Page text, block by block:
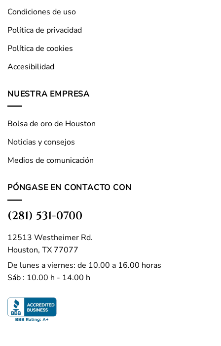
Condiciones de uso
Política de privacidad
Política de cookies
Accesibilidad
NUESTRA EMPRESA
Bolsa de oro de Houston
Noticias y consejos
Medios de comunicación
PÓNGASE EN CONTACTO CON
(281) 531-0700
12513 Westheimer Rd.
Houston, TX 77077
De lunes a viernes: de 10.00 a 16.00 horas
Sáb : 10.00 h - 14.00 h